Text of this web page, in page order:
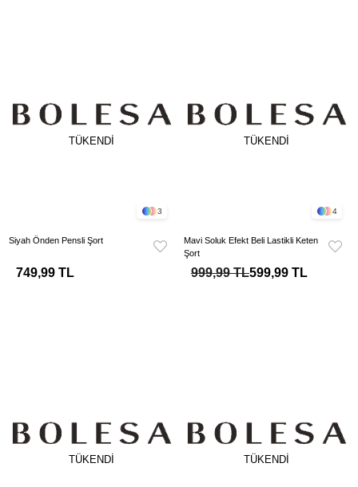
TÜKENDI
3
Siyah Önden Pensli Şort
749,99 TL
TÜKENDI
4
Mavi Soluk Efekt Beli Lastikli Keten
Şort
599,99 TL
999,99 TL
TÜKENDI TÜKENDI